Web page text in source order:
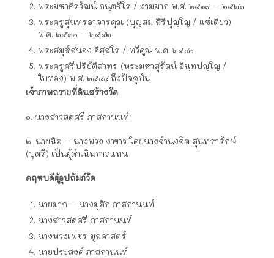
พระมหาธีรวัฒน์ กนฺตธีโร / งามมาก พ.ศ. ๒๕๑๙ – ๒๕๒๒
พระครูสุนทรอาจารคุณ (บุญสม สิริปุญฺโญ / แซ่เตียว)
พ.ศ. ๒๕๒๓ – ๒๕๔๒
พระสมุห์สนอง อิสฺสโร / ทวีคูณ พ.ศ. ๒๕๔๓
พระครูศรีปริยัติสาทร (พระมหาสุรัตน์ อินฺทปญฺโญ /
ใบทอง) พ.ศ. ๒๕๔๔ ถึงปัจจุบัน
เจ้าภาพถวายที่ดินสร้างวัด
๑. นางสาวสดศรี ภาสกานนท์
๒. นายนิล – นางพวง งาขาว โดยนางจำนงจิต สุนทรารักษ์
(บุตรี) เป็นผู้ดำเนินการแทน
คฤหบดีผู้อุปถัมภ์วัด
นายมาก – นางมุสิก ภาสกานนท์
นางสาวสดศรี ภาสกานนท์
นางพวงเพชร มูลศาสตร์
นายประสงค์ ภาสกานนท์